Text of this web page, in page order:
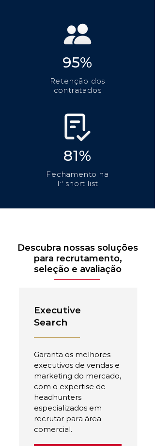
95%
Retenção dos
contratados
81%
Fechamento na
1ª short list
Descubra nossas soluções
para recrutamento,
seleção e avaliação
Executive
Search
Garanta os melhores
executivos de vendas e
marketing do mercado,
com o expertise de
headhunters
especializados em
recrutar para área
comercial.